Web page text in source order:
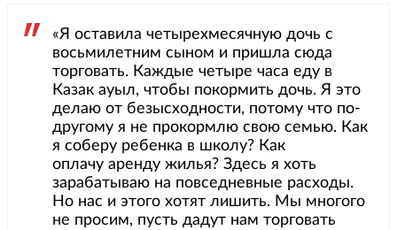
«Я оставила четырехмесячную дочь с
восьмилетним сыном и пришла сюда
торговать. Каждые четыре часа еду в
Казак ауыл, чтобы покормить дочь. Я это
делаю от безысходности, потому что по-
другому я не прокормлю свою семью. Как
я соберу ребенка в школу? Как
оплачу аренду жилья? Здесь я хоть
зарабатываю на повседневные расходы.
Но нас и этого хотят лишить. Мы многого
не просим, пусть дадут нам торговать